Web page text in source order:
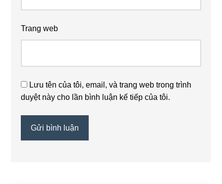
Trang web
Lưu tên của tôi, email, và trang web trong trình
duyệt này cho lần bình luận kế tiếp của tôi.